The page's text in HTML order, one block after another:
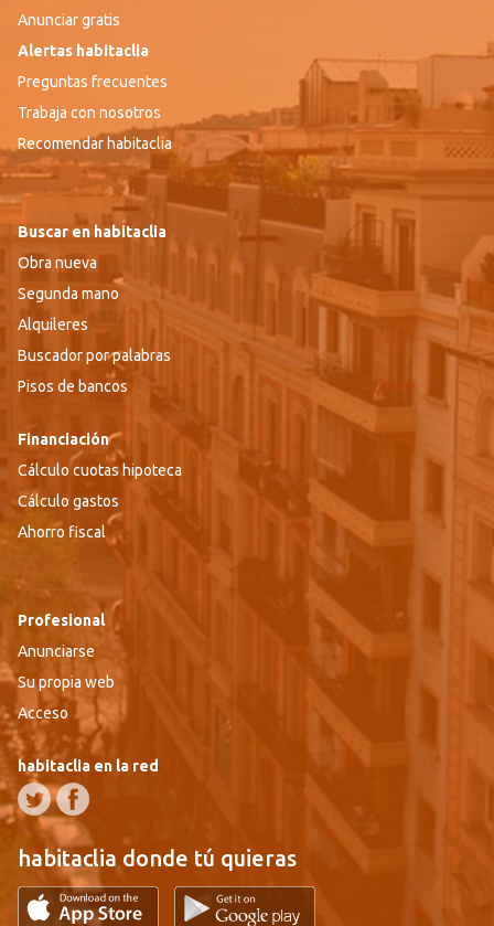
Anunciar gratis
Alertas habitaclia
Preguntas frecuentes
Trabaja con nosotros
Recomendar habitaclia
Buscar en habitaclia
Obra nueva
Segunda mano
Alquileres
Buscador por palabras
Pisos de bancos
Financiación
Cálculo cuotas hipoteca
Cálculo gastos
Ahorro fiscal
Profesional
Anunciarse
Su propia web
Acceso
habitaclia en la red
habitaclia donde tú quieras